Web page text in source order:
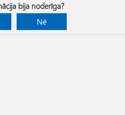
bija noderīga?
Nē